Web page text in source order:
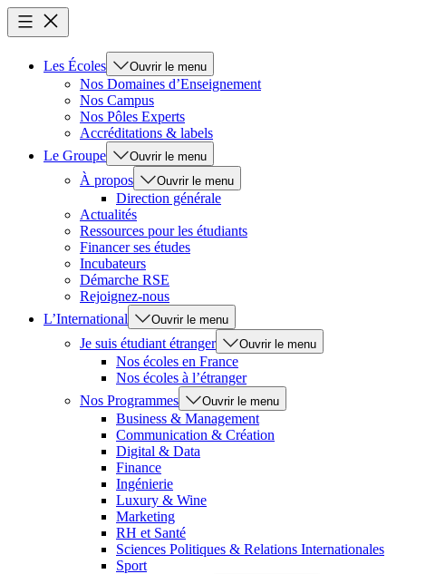
Les Écoles Ouvrir le menu
Nos Domaines d’Enseignement
Nos Campus
Nos Pôles Experts
Accréditations & labels
Le Groupe
Ouvrir le menu
À propos Ouvrir le menu
Direction générale
Actualités
Ressources pour les étudiants
Financer ses études
Incubateurs
Démarche RSE
Rejoignez-nous
L’International
Ouvrir le menu
Je suis étudiant étranger Ouvrir le menu
Nos écoles en France
Nos écoles à l’étranger
Nos Programmes
Ouvrir le menu
Business & Management
Communication & Création
Digital & Data
Finance
Ingénierie
Luxury & Wine
Marketing
RH et Santé
Sciences Politiques & Relations Internationales
Sport